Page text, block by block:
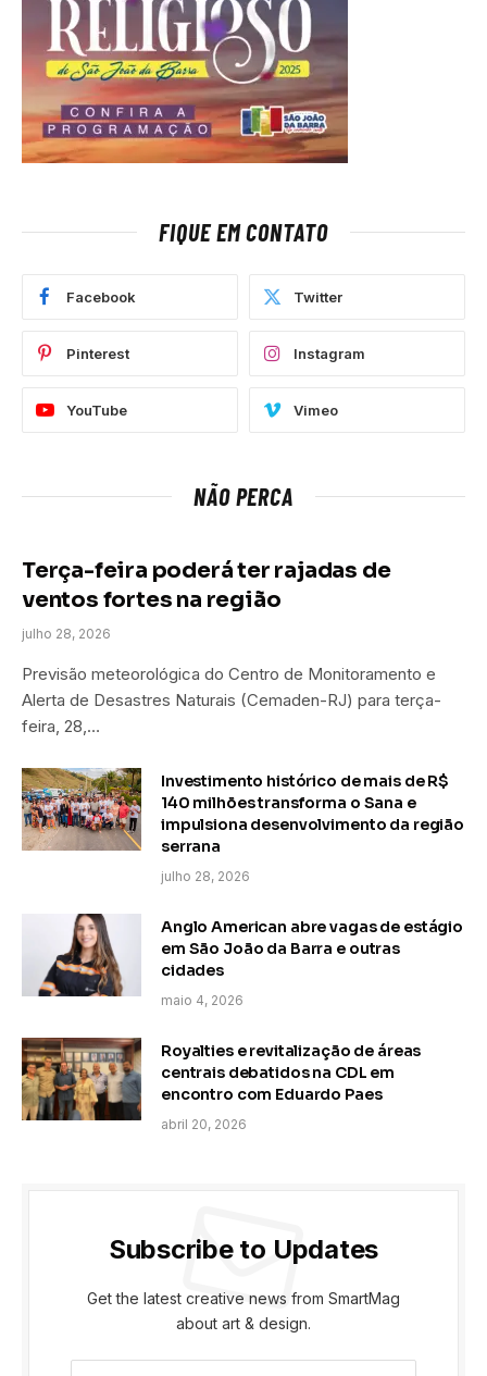
FIQUE EM CONTATO
Facebook Twitter
Pinterest Instagram
YouTube Vimeo
NÃO PERCA
Terça-feira poderá ter rajadas de
ventos fortes na região
julho 28, 2026
Previsão meteorológica do Centro de Monitoramento e
Alerta de Desastres Naturais (Cemaden-RJ) para terça-
feira, 28,…
Investimento histórico de mais de R$
140 milhões transforma o Sana e
impulsiona desenvolvimento da região
serrana
julho 28, 2026
Anglo American abre vagas de estágio
em São João da Barra e outras
cidades
maio 4, 2026
Royalties e revitalização de áreas
centrais debatidos na CDL em
encontro com Eduardo Paes
abril 20, 2026
Subscribe to Updates
Get the latest creative news from SmartMag
about art & design.